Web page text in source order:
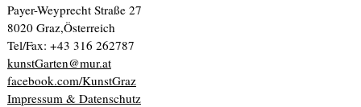
Payer-Weyprecht Straße 27
8020 Graz,Österreich
Tel/Fax: +43 316 262787
kunstGarten@mur.at
facebook.com/KunstGraz
Impressum & Datenschutz